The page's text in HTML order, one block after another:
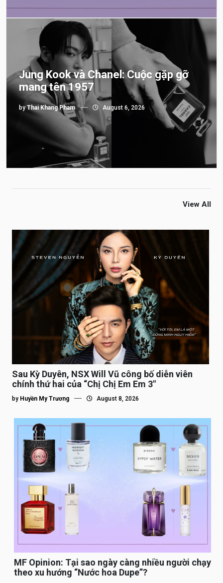
Jung Kook và Chanel: Cuộc gặp gỡ
mang tên 1957
byThai Khang Pham August 6, 2026
View All
Sau Kỳ Duyên, NSX Will Vũ công bố diễn viên
chính thứ hai của “Chị Chị Em Em 3″
by Huyền My Trương August 8, 2026
MF Opinion: Tại sao ngày càng nhiều người chạy
theo xu hướng “Nước hoa Dupe”?